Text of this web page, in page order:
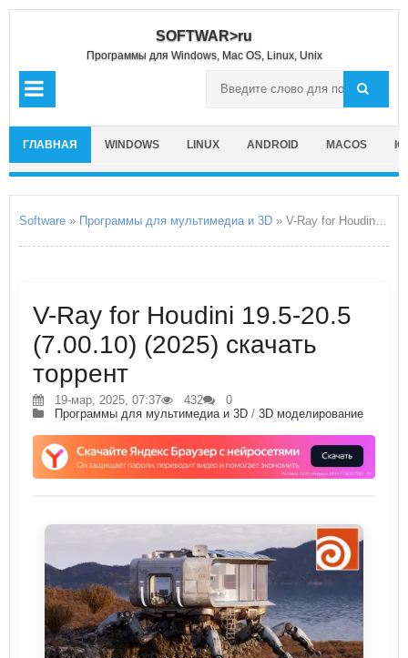
SOFTWAR>ru
Программы для Windows, Mac OS, Linux, Unix
ГЛАВНАЯ WINDOWS LINUX ANDROID MACOS
Software » Программы для мультимедиа и 3D » V-Ray for Houdini 19.5-20.5
V-Ray for Houdini 19.5-20.5
(7.00.10) (2025) скачать
торрент
19-мар, 2025, 07:37 432
0
Программы для мультимедиа и 3D / 3D моделирование